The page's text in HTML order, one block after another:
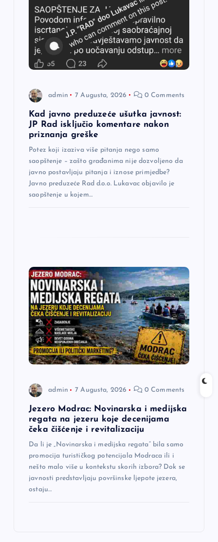
admin 7 Augusta, 2026 0 Comments
Kad javno preduzeće ušutka javnost:
JP Rad isključio komentare nakon
priznanja greške
Potez koji izaziva više pitanja nego samo
saopštenje – zašto građanima nije dozvoljeno da
javno postavljaju pitanja i iznose primjedbe?
Javno preduzeće Rad d.o.o. Lukavac objavilo je
saopštenje u kojem…
admin 7 Augusta, 2026 0 Comments
Jezero Modrac: Novinarska i medijska
regata na jezeru koje decenijama
čeka čišćenje i revitalizaciju
Da li je „Novinarska i medijska regata“ bila samo
promocija turističkog potencijala Modraca ili i
nešto malo više u kontekstu skorih izbora? Dok se
javnosti predstavljaju površinske ljepote jezera,
ostaju…